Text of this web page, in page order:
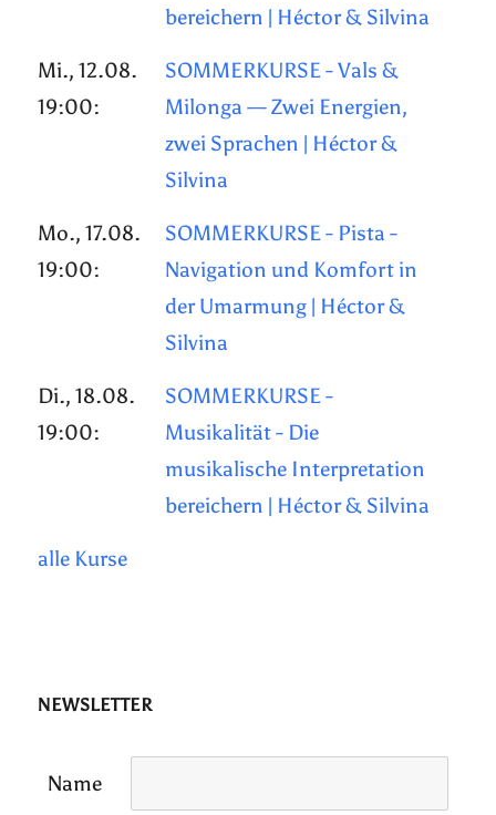
bereichern | Héctor & Silvina
Mi., 12.08.
19:00:
SOMMERKURSE - Vals &
Milonga — Zwei Energien,
zwei Sprachen | Héctor &
Silvina
Mo., 17.08.
19:00:
SOMMERKURSE - Pista -
Navigation und Komfort in
der Umarmung | Héctor &
Silvina
Di., 18.08.
19:00:
SOMMERKURSE -
Musikalität - Die
musikalische Interpretation
bereichern | Héctor & Silvina
alle Kurse
NEWSLETTER
Name